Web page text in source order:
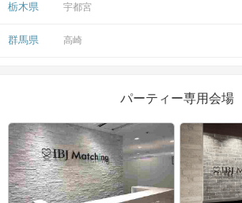
栃木県 宇都宮
群馬県 高崎
パーティー専用会場